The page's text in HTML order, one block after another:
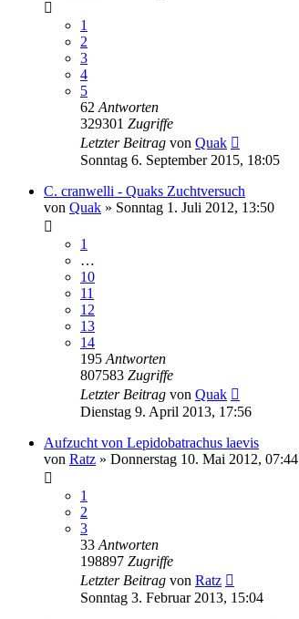
1
2
3
4
5
62 Antworten
329301 Zugriffe
Letzter Beitrag von Quak
Sonntag 6. September 2015, 18:05
C. cranwelli - Quaks Zuchtversuch
von Quak » Sonntag 1. Juli 2012, 13:50
1
…
10
11
12
13
14
195 Antworten
807583 Zugriffe
Letzter Beitrag von Quak
Dienstag 9. April 2013, 17:56
Aufzucht von Lepidobatrachus laevis
von Ratz » Donnerstag 10. Mai 2012, 07:44
1
2
3
33 Antworten
198897 Zugriffe
Letzter Beitrag von Ratz
Sonntag 3. Februar 2013, 15:04